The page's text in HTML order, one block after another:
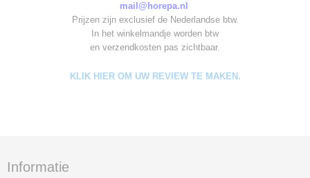
mail@horepa.nl
Prijzen zijn exclusief de Nederlandse btw.
In het winkelmandje worden btw
en verzendkosten pas zichtbaar.
KLIK HIER OM UW REVIEW TE MAKEN.
Informatie